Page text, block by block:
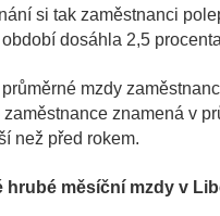
si tak zaměstnanci
dosáhla 2,5
mzdy
zaměstnance znamená v
než před rokem.
hrubé měsíční mzdy v